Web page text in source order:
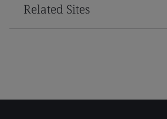
Related Sites